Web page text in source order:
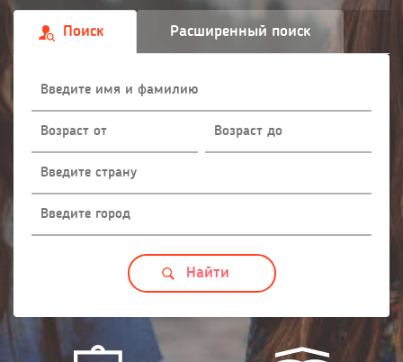
Поиск Расширенный поиск